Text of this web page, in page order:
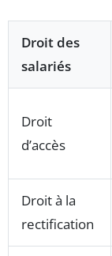
Droit des
salariés
Droit
d’accès
Droit à la
rectification